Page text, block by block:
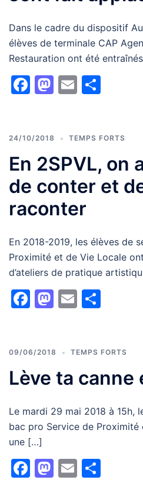
Dans le cadre du dispositif
élèves de terminale CAP
Restauration ont été
Facebook
Mastodon
Email
24/10/2018 TEMPS FORTS
En 2SPVL, on
de conter et
raconter
En 2018-2019, les élèves de
Proximité et de Vie Locale
d’ateliers de pratique
Facebook
Mastodon
Email
09/06/2018 TEMPS FORTS
Lève ta canne
Le mardi 29 mai 2018 à 15h,
bac pro Service de
une […]
Facebook
Mastodon
Email